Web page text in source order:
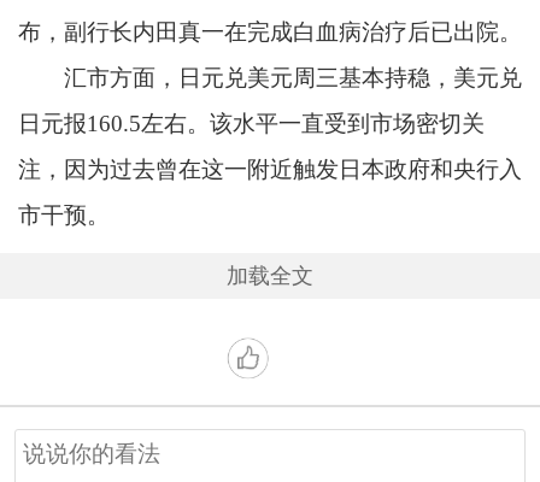
布，副行长内田真一在完成白血病治疗后已出院。
汇市方面，日元兑美元周三基本持稳，美元兑
日元报160.5左右。该水平一直受到市场密切关
注，因为过去曾在这一附近触发日本政府和央行入
市干预。
加载全文